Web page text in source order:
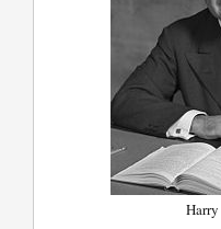
Harry